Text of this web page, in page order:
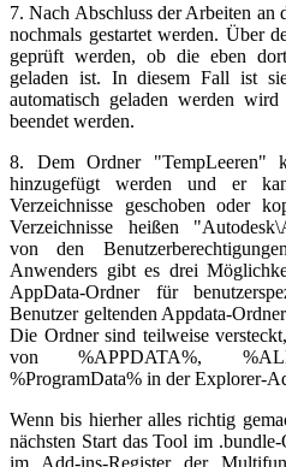
7. Nach Abschluss der Arbeiten
nochmals gestartet werden. Über
geprüft werden, ob die eben
geladen ist. In diesem Fall ist
automatisch geladen werden
beendet werden.
8. Dem Ordner "TempLeeren"
hinzugefügt werden und er
Verzeichnisse geschoben oder
Verzeichnisse heißen
von den
Anwenders gibt es drei
AppData-Ordner für
Benutzer geltenden Appdata-
Die Ordner sind teilweise
von %APPDATA%,
%ProgramData% in der Explorer-
Wenn bis hierher alles richtig
nächsten Start das Tool im
im Add-ins-Register der